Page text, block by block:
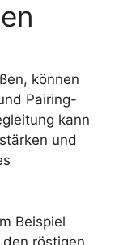
können
Pairing-
kann
und
Beispiel
röstigen